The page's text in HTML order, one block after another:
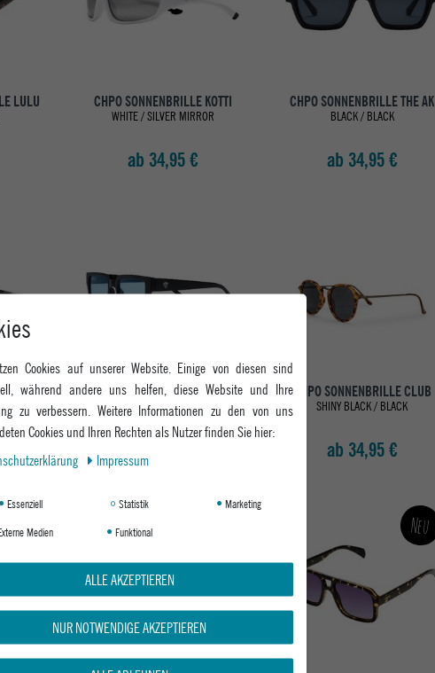
LULU CHPO SONNENBRILLE KOTTI
WHITE / SILVER MIRROR
ab 34,95 €
CHPO SONNENBRILLE THE AK
BLACK / BLACK
ab 34,95 €
KOTTI
CHPO SONNENBRILLE
STELLAR
CHPO SONNENBRILLE CLUB
SHINY BLACK / BLACK
ab 34,95 €
Neu
Cookies auf unserer Website. Einige von diesen sind
während andere uns helfen, diese Website und Ihre
zu verbessern. Weitere Informationen zu den von uns
Cookies und Ihren Rechten als Nutzer finden Sie hier:
Impressum
Essenziell Statistik
Marketing
Medien
Funktional
ALLE AKZEPTIEREN
NUR NOTWENDIGE AKZEPTIEREN